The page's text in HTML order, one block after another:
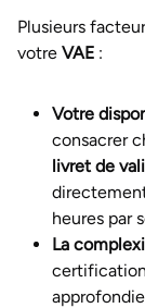
Plusieurs
votre VAE :
Votre
consacrer
livret de
heures par
La